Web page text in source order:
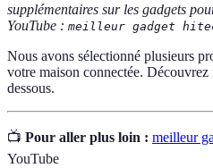
supplémentaires sur les gadgets
YouTube : meilleur gadget
Nous avons sélectionné plusieurs
votre maison connectée.
dessous.
📺 Pour aller plus loin : meilleur
YouTube